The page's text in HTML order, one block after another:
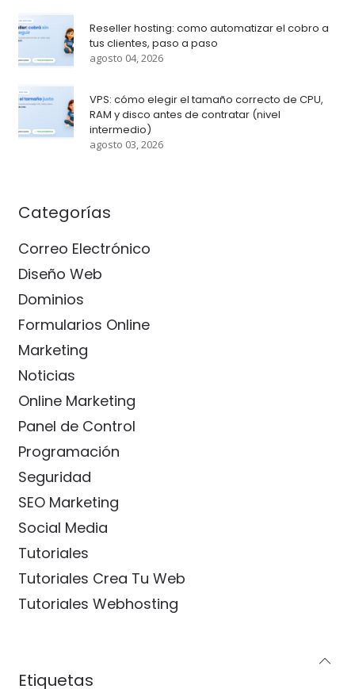
Reseller hosting: como automatizar el cobro a
tus clientes, paso a paso
agosto 04, 2026
VPS: cómo elegir el tamaño correcto de CPU,
RAM y disco antes de contratar (nivel
intermedio)
agosto 03, 2026
Categorías
Correo Electrónico
Diseño Web
Dominios
Formularios Online
Marketing
Noticias
Online Marketing
Panel de Control
Programación
Seguridad
SEO Marketing
Social Media
Tutoriales
Tutoriales Crea Tu Web
Tutoriales Webhosting
Etiquetas